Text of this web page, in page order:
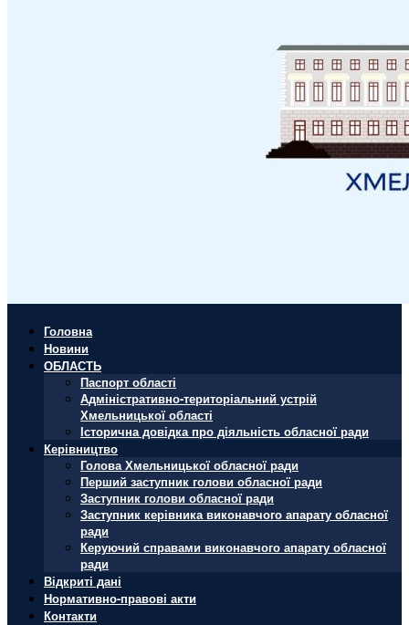
Головна
Новини
ОБЛАСТЬ
Паспорт області
Адміністративно-територіальний устрій
Хмельницької області
Історична довідка про діяльність обласної ради
Керівництво
Голова Хмельницької обласної ради
Перший заступник голови обласної ради
Заступник голови обласної ради
Заступник керівника виконавчого апарату обласної
ради
Керуючий справами виконавчого апарату обласної
ради
Відкриті дані
Нормативно-правові акти
Контакти